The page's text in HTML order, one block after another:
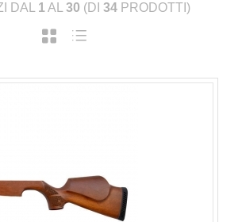
DAL 1 AL 30 (DI 34PRODOTTI)